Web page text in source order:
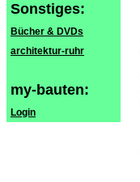
Sonstiges:
Bücher & DVDs
architektur-ruhr
my-bauten:
Login